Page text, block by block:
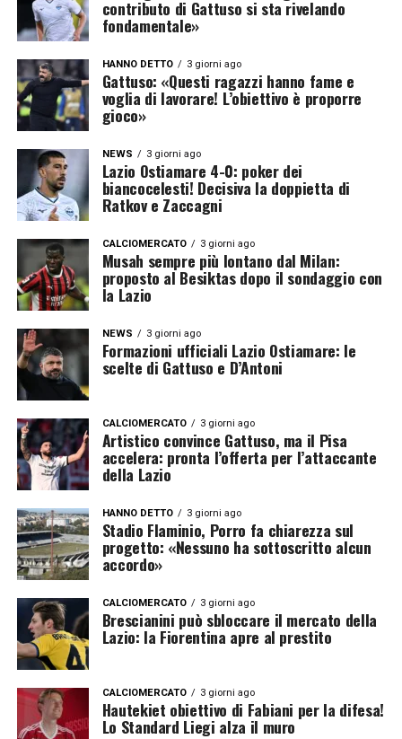
contributo di Gattuso si sta rivelando
fondamentale»
HANNO DETTO 3 giorni ago
Gattuso: «Questi ragazzi hanno fame e
voglia di lavorare! L’obiettivo è proporre
gioco»
NEWS 3 giorni ago
Lazio Ostiamare 4-0: poker dei
biancocelesti! Decisiva la doppietta di
Ratkov e Zaccagni
CALCIOMERCATO 3 giorni ago
Musah sempre più lontano dal Milan:
proposto al Besiktas dopo il sondaggio con
la Lazio
NEWS 3 giorni ago
Formazioni ufficiali Lazio Ostiamare: le
scelte di Gattuso e D’Antoni
CALCIOMERCATO 3 giorni ago
Artistico convince Gattuso, ma il Pisa
accelera: pronta l’offerta per l’attaccante
della Lazio
HANNO DETTO 3 giorni ago
Stadio Flaminio, Porro fa chiarezza sul
progetto: «Nessuno ha sottoscritto alcun
accordo»
CALCIOMERCATO 3 giorni ago
Brescianini può sbloccare il mercato della
Lazio: la Fiorentina apre al prestito
CALCIOMERCATO 3 giorni ago
Hautekiet obiettivo di Fabiani per la difesa!
Lo Standard Liegi alza il muro